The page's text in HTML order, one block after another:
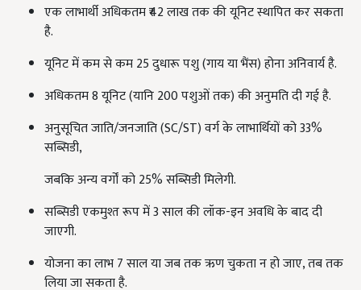
एक लाभार्थी अधिकतम ₹42 लाख तक की यूनिट स्थापित कर सकता
है.
यूनिट में कम से कम 25 दुधारू पशु (गाय या भैंस) होना अनिवार्य है.
अधिकतम 8 यूनिट (यानि 200 पशुओं तक) की अनुमति दी गई है.
अनुसूचित जाति/जनजाति (SC/ST) वर्ग के लाभार्थियों को 33%
सब्सिडी,
जबकि अन्य वर्गों को 25% सब्सिडी मिलेगी.
सब्सिडी एकमुश्त रूप में 3 साल की लॉक-इन अवधि के बाद दी
जाएगी.
योजना का लाभ 7 साल या जब तक ऋण चुकता न हो जाए, तब तक
लिया जा सकता है.